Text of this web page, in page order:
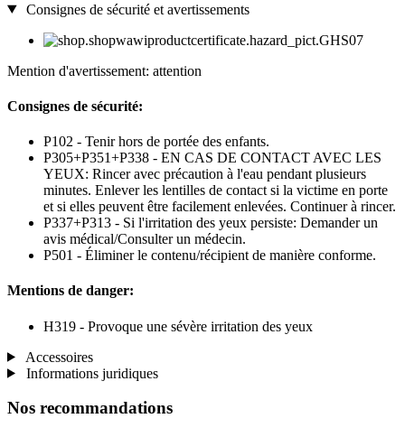
Consignes de sécurité et avertissements
Mention d'avertissement: attention
Consignes de sécurité:
P102 - Tenir hors de portée des enfants.
P305+P351+P338 - EN CAS DE CONTACT AVEC LES
YEUX: Rincer avec précaution à l'eau pendant plusieurs
minutes. Enlever les lentilles de contact si la victime en porte
et si elles peuvent être facilement enlevées. Continuer à rincer.
P337+P313 - Si l'irritation des yeux persiste: Demander un
avis médical/Consulter un médecin.
P501 - Éliminer le contenu/récipient de manière conforme.
Mentions de danger:
H319 - Provoque une sévère irritation des yeux
Accessoires
Informations juridiques
Nos recommandations